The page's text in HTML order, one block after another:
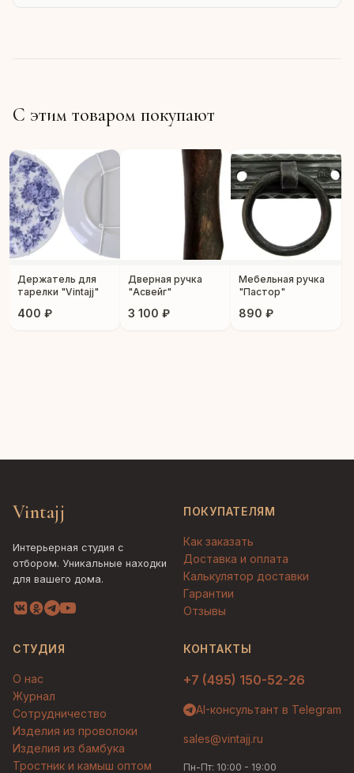
С этим товаром покупают
Держатель для
тарелки "Vintajj"
400 ₽
Дверная ручка
"Асвейг"
3 100 ₽
Мебельная ручка
"Пастор"
890 ₽
Vintajj
Интерьерная студия с
отбором. Уникальные находки
для вашего дома.
ПОКУПАТЕЛЯМ
Как заказать
Доставка и оплата
Калькулятор доставки
Гарантии
Отзывы
СТУДИЯ
О нас
Журнал
Сотрудничество
Изделия из проволоки
Изделия из бамбука
Тростник и камыш оптом
КОНТАКТЫ
+7 (495) 150-52-26
AI-консультант в Telegram
sales@vintajj.ru
Пн-Пт: 10:00 - 19:00